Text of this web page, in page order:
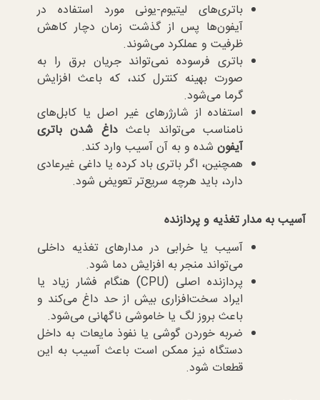
باتری‌های لیتیوم-یونی مورد استفاده در
آیفون‌ها پس از گذشت زمان دچار کاهش
ظرفیت و عملکرد می‌شوند.
باتری فرسوده نمی‌تواند جریان برق را به
صورت بهینه کنترل کند، که باعث افزایش
گرما می‌شود.
استفاده از شارژرهای غیر اصل یا کابل‌های
نامناسب می‌تواند باعثداغ شدن باتری
آیفون شده و به آن آسیب وارد کند.
همچنین، اگر باتری باد کرده یا داغی غیرعادی
دارد، باید هرچه سریع‌تر تعویض شود.
آسیب به مدار تغذیه و پردازنده
آسیب یا خرابی در مدارهای تغذیه داخلی
می‌تواند منجر به افزایش دما شود.
پردازنده اصلی (CPU) هنگام فشار زیاد یا
ایراد سخت‌افزاری بیش از حد داغ می‌کند و
باعث بروز لگ یا خاموشی ناگهانی می‌شود.
ضربه خوردن گوشی یا نفوذ مایعات به داخل
دستگاه نیز ممکن است باعث آسیب به این
قطعات شود.